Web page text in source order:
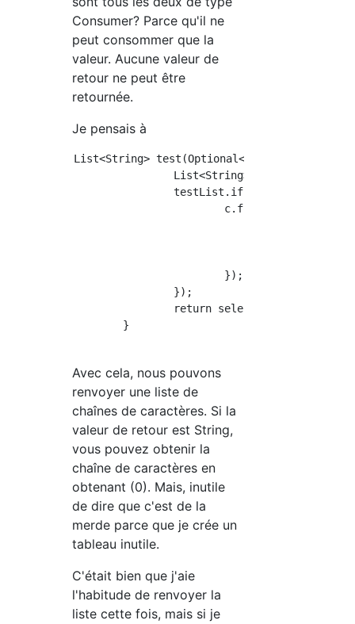
Consumer? Parce qu'il ne
peut consommer que la
valeur. Aucune valeur de
retour ne peut être
retournée.
Je pensais à
List<String> test(Optional<List<String>>
		testList.ifPresent(c ->{
Avec cela, nous pouvons
renvoyer une liste de
chaînes de caractères. Si la
valeur de retour est String,
vous pouvez obtenir la
chaîne de caractères en
obtenant (0). Mais, inutile
de dire que c'est de la
merde parce que je crée un
tableau inutile.
C'était bien que j'aie
l'habitude de renvoyer la
liste cette fois, mais si je